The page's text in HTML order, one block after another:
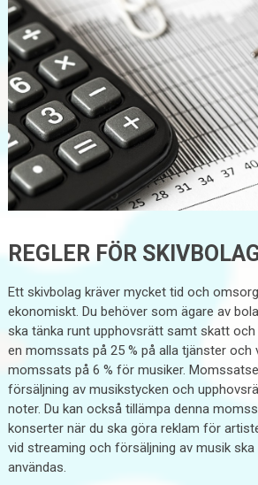
REGLER FÖR
Ett skivbolag kräver mycket tid och
ekonomiskt. Du behöver som ägare av
ska tänka runt upphovsrätt samt skatt och
en momssats på 25 % på alla tjänster och
momssats på 6 % för musiker.
försäljning av musikstycken och
noter. Du kan också tillämpa denna
konserter när du ska göra reklam för
vid streaming och försäljning av musik
användas.